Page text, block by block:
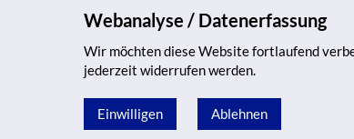
Webanalyse / Datenerfassung
Wir möchten diese Website fortlaufend
jederzeit widerrufen werden.
Einwilligen Ablehnen